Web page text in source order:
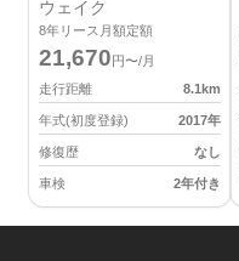
ウェイク
8年リース月額定額
21,670円〜/月
走行距離
8.1km
年式(初度登録) 2017年
修復歴 なし
車検 2年付き